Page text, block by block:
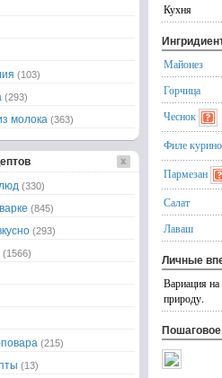
Кухня
Майонез
Горчица
Чеснок
Филе
Пармезан
Салат
Лаваш
Личные
Вариация на
природу.
(103)
(293)
молока (363)
(330)
(845)
(293)
(1566)
(215)
(13)